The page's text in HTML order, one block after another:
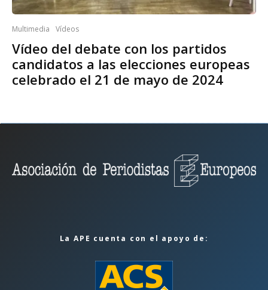
Multimedia Vídeos
Vídeo del debate con los partidos
candidatos a las elecciones europeas
celebrado el 21 de mayo de 2024
La APE cuenta con el apoyo de: